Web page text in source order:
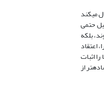
گائون (892 – 942م) می‏باشد. او استدلال می‏کند
حتمی
بلکه
(1380-1444م) اعتقاد به رستاخیز را، اعتقاد
اثبات
از